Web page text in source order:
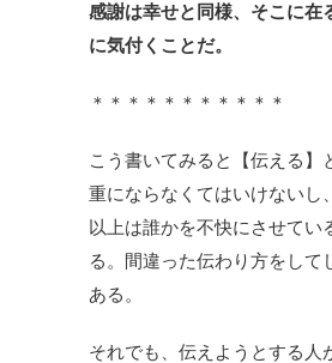
感謝は幸せと同様、そこに在
に気付くことだ。
＊＊＊＊＊＊＊＊＊＊＊
こう書いてみると【伝える】
重にならなくてはいけないし
以上は誰かを不快にさせてい
る。間違った伝わり方をして
ある。
それでも、伝えようとする人